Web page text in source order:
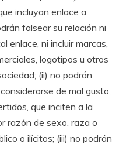
incluyan enlace a
falsear su relación ni
enlace, ni incluir marcas,
logotipos u otros
(ii) no podrán
de mal gusto,
que inciten a la
razón de sexo, raza o
o ilícitos; (iii) no podrán